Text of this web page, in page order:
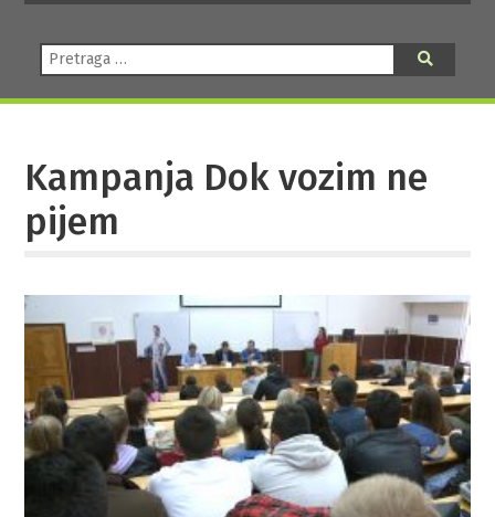
Pretraga:
Kampanja Dok vozim ne
pijem